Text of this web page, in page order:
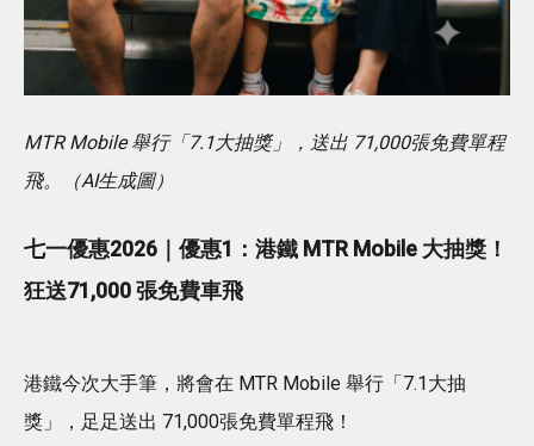
MTR Mobile 舉行「7.1大抽獎」，送出 71,000張免費單程
飛。（AI生成圖）
七一優惠2026｜優惠1：港鐵 MTR Mobile 大抽獎！
狂送71,000 張免費車飛
港鐵今次大手筆，將會在 MTR Mobile 舉行「7.1大抽
獎」，足足送出 71,000張免費單程飛！